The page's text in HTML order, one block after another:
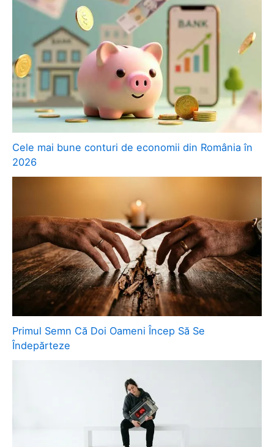
Cele mai bune conturi de economii din România în
2026
Primul Semn Că Doi Oameni Încep Să Se
Îndepărteze